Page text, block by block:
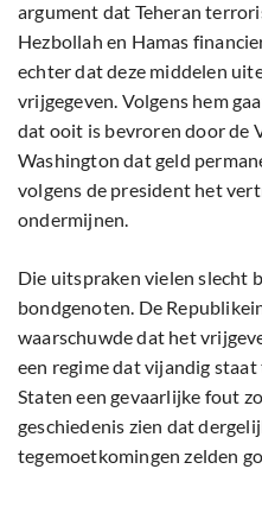
argument dat Teheran
Hezbollah en Hamas
echter dat deze middelen
vrijgegeven. Volgens hem
dat ooit is bevroren door de
Washington dat geld
volgens de president het
ondermijnen.
Die uitspraken vielen slecht
bondgenoten. De
waarschuwde dat het
een regime dat vijandig
Staten een gevaarlijke fout
geschiedenis zien dat
tegemoetkomingen zelden